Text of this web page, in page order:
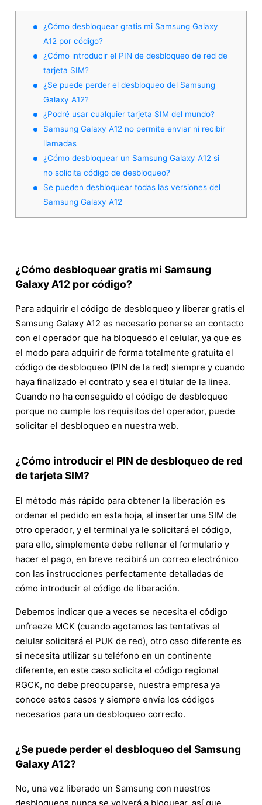
¿Cómo desbloquear gratis mi Samsung Galaxy
A12 por código?
¿Cómo introducir el PIN de desbloqueo de red de
tarjeta SIM?
¿Se puede perder el desbloqueo del Samsung
Galaxy A12?
¿Podré usar cualquier tarjeta SIM del mundo?
Samsung Galaxy A12 no permite enviar ni recibir
llamadas
¿Cómo desbloquear un Samsung Galaxy A12 si
no solicita código de desbloqueo?
Se pueden desbloquear todas las versiones del
Samsung Galaxy A12
¿Cómo desbloquear gratis mi Samsung
Galaxy A12 por código?
Para adquirir el código de desbloqueo y liberar gratis el
Samsung Galaxy A12 es necesario ponerse en contacto
con el operador que ha bloqueado el celular, ya que es
el modo para adquirir de forma totalmente gratuita el
código de desbloqueo (PIN de la red) siempre y cuando
haya finalizado el contrato y sea el titular de la linea.
Cuando no ha conseguido el código de desbloqueo
porque no cumple los requisitos del operador, puede
solicitar el desbloqueo en nuestra web.
¿Cómo introducir el PIN de desbloqueo de red
de tarjeta SIM?
El método más rápido para obtener la liberación es
ordenar el pedido en esta hoja, al insertar una SIM de
otro operador, y el terminal ya le solicitará el código,
para ello, simplemente debe rellenar el formulario y
hacer el pago, en breve recibirá un correo electrónico
con las instrucciones perfectamente detalladas de
cómo introducir el código de liberación.
Debemos indicar que a veces se necesita el código
unfreeze MCK (cuando agotamos las tentativas el
celular solicitará el PUK de red), otro caso diferente es
si necesita utilizar su teléfono en un continente
diferente, en este caso solicita el código regional
RGCK, no debe preocuparse, nuestra empresa ya
conoce estos casos y siempre envía los códigos
necesarios para un desbloqueo correcto.
¿Se puede perder el desbloqueo del Samsung
Galaxy A12?
No, una vez liberado un Samsung con nuestros